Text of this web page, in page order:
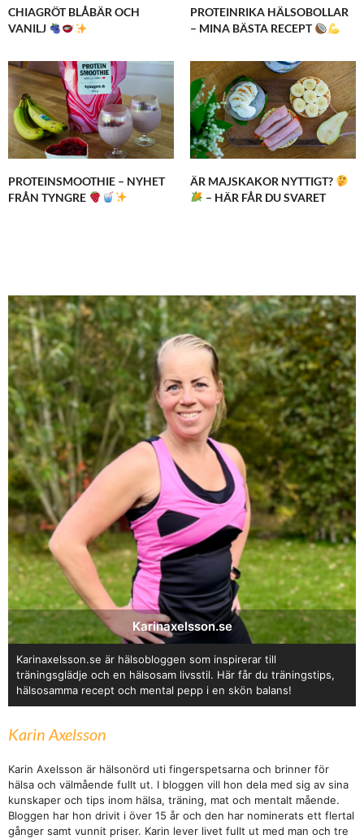
CHIAGRÖT BLÅBÄR OCH
VANILJ
PROTEINRIKA HÄLSOBOLLAR
– MINA BÄSTA RECEPT
PROTEINSMOOTHIE – NYHET
FRÅN TYNGRE
ÄR MAJSKAKOR NYTTIGT?
– HÄR FÅR DU SVARET
Karinaxelsson.se
Karinaxelsson.se är hälsobloggen som inspirerar till
träningsglädje och en hälsosam livsstil. Här får du träningstips,
hälsosamma recept och mental pepp i en skön balans!
Karin Axelsson
Karin Axelsson är hälsonörd uti fingerspetsarna och brinner för
hälsa och välmående fullt ut. I bloggen vill hon dela med sig av sina
kunskaper och tips inom hälsa, träning, mat och mentalt mående.
Bloggen har hon drivit i över 15 år och den har nominerats ett flertal
gånger samt vunnit priser. Karin lever livet fullt ut med man och tre